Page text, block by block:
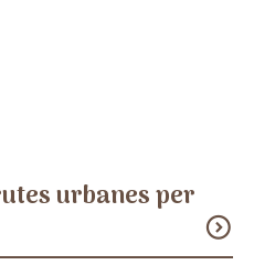
urbanes per
expand_circle_down